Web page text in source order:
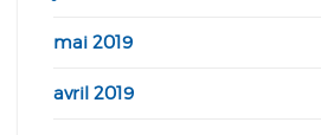
mai 2019
avril 2019